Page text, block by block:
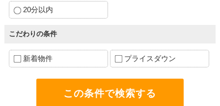
20分以内
こだわりの条件
新着物件 プライスダウン